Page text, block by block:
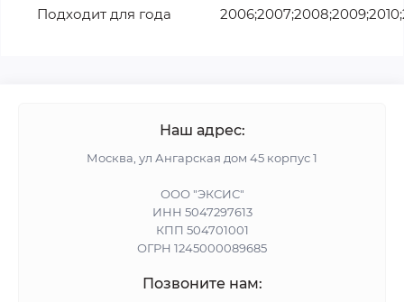
Подходит для года
Наш адрес:
Москва, ул Ангарская дом 45 корпус 1
ООО "ЭКСИС"
ИНН 5047297613
КПП 504701001
ОГРН 1245000089685
Позвоните нам: